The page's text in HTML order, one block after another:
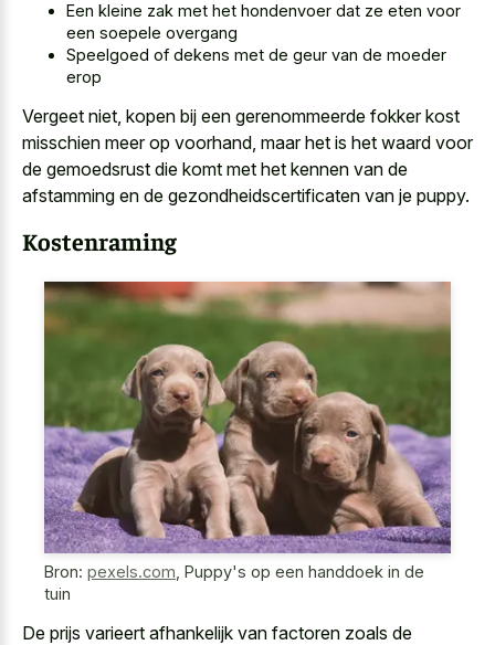
Een kleine zak met het hondenvoer dat ze eten voor
een soepele overgang
Speelgoed of dekens met de geur van de moeder
erop
Vergeet niet, kopen bij een gerenommeerde fokker kost
misschien meer op voorhand, maar het is het waard voor
de gemoedsrust die komt met het kennen van de
afstamming en de gezondheidscertificaten van je puppy.
Kostenraming
Bron: pexels.com Puppy's op een handdoek in de
tuin
De prijs varieert afhankelijk van factoren zoals de